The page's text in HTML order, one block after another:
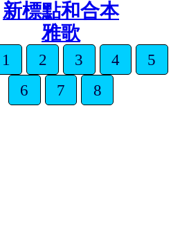
新標點和合本
雅歌
1 2 3 4
5
6
7 8